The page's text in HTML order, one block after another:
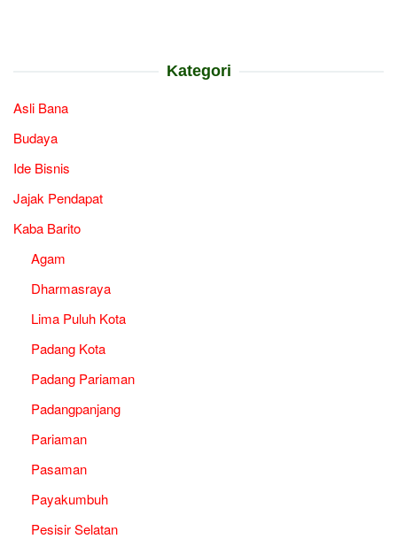
Kategori
Asli Bana
Budaya
Ide Bisnis
Jajak Pendapat
Kaba Barito
Agam
Dharmasraya
Lima Puluh Kota
Padang Kota
Padang Pariaman
Padangpanjang
Pariaman
Pasaman
Payakumbuh
Pesisir Selatan